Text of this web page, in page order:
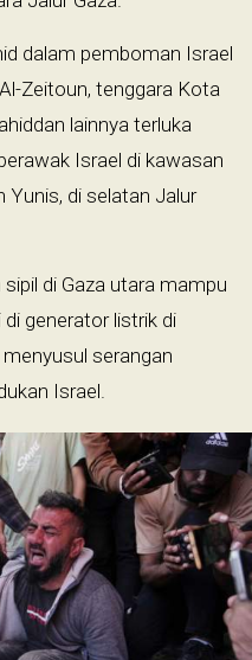
dalam pemboman Israel
Zeitoun, tenggara Kota
lainnya terluka
Israel di kawasan
Yunis, di selatan Jalur
di Gaza utara mampu
generator listrik di
serangan
Israel.